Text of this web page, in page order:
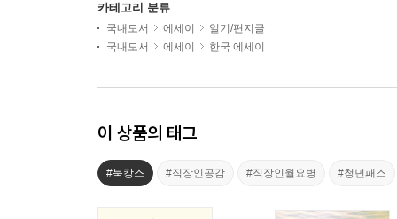
카테고리 분류
국내도서 에세이
일기/편지글
국내도서
에세이 한국 에세이
이 상품의 태그
#북캉스 #직장인공감 #직장인월요병 #청년패스